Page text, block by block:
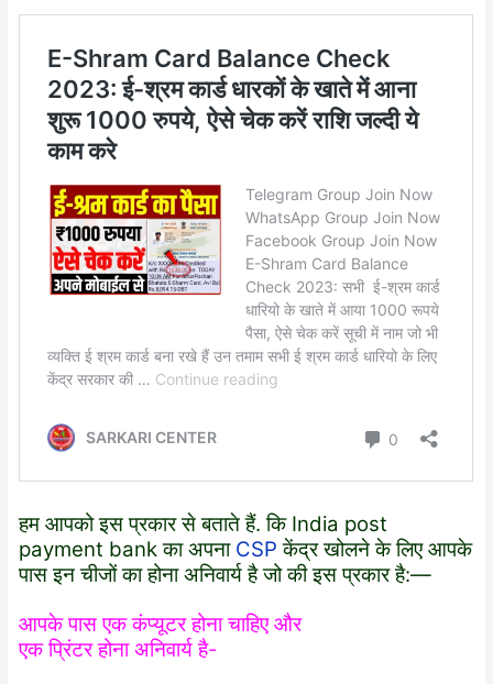
हम आपको इस प्रकार से बताते हैं. कि India post
payment bank का अपना CSP केंद्र खोलने के लिए आपके
पास इन चीजों का होना अनिवार्य है जो की इस प्रकार है:—
आपके पास एक कंप्यूटर होना चाहिए और
एक प्रिंटर होना अनिवार्य है-